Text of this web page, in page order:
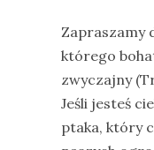
Zapraszamy
którego
zwyczajny
Jeśli jesteś
ptaka, który